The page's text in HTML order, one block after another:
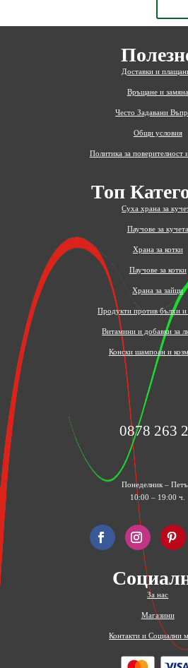
Доставки и
Връщане и замяна
Често Задавани
Общи условия
Политика за поверителност
Топ
Суха храна за
Паучове за кучета
Храна за котки
Паучове за котки
Храна за зайци
Продукти против бълхи
Витамини и добавки за
Конски шампоан и
0878 263
Понеделник –
10:00 – 19:00 ч.
За нас
Магазини
Контакти и Социални